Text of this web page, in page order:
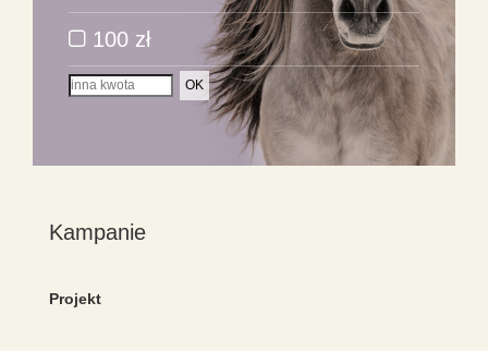
100 zł
OK
Kampanie
Projekt